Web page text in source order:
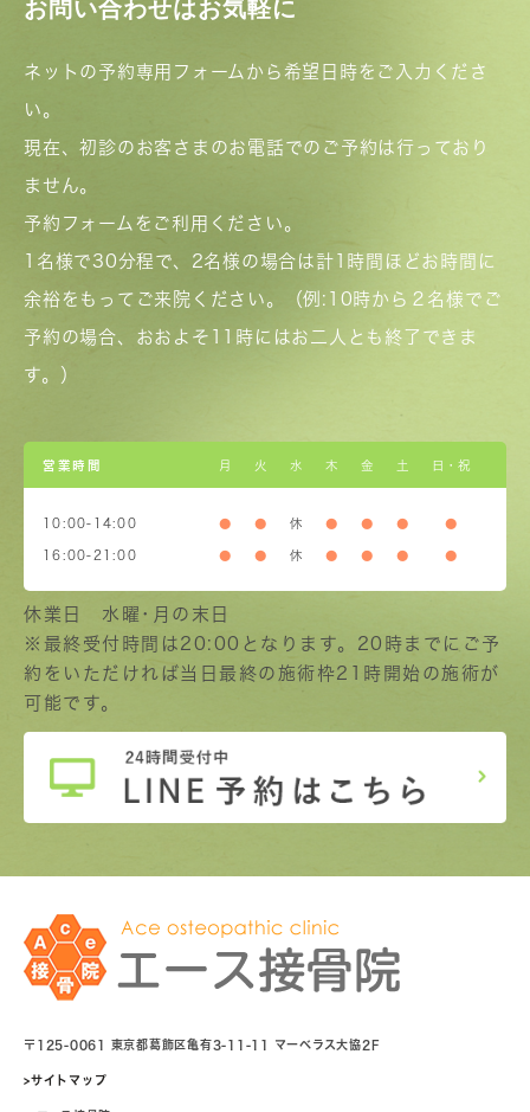
お問い合わせはお気軽に
ネットの予約専用フォームから希望日時をご入力くださ
い。
現在、初診のお客さまのお電話でのご予約は行っており
ません。
予約フォームをご利用ください。
1名様で30分程で、2名様の場合は計1時間ほどお時間に
余裕をもってご来院ください。（例:10時から２名様でご
予約の場合、おおよそ11時にはお二人とも終了できま
す。）
営業時間 月 火 水 木 金 土 日・祝
10:00-14:00 ● ● 休 ● ● ● ●
16:00-21:00 ● ● 休 ● ● ● ●
休業日 水曜･月の末日
※最終受付時間は20:00となります。20時までにご予
約をいただければ当日最終の施術枠21時開始の施術が
可能です。
〒125-0061 東京都葛飾区亀有3-11-11 マーベラス大協2F
>サイトマップ